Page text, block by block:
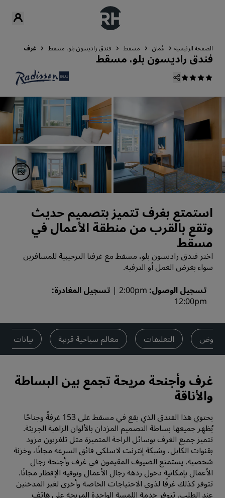
الصفحة الرئيسية عُمان مسقط فندق راديسون بلو، مسقط غرف
فندق راديسون بلو، مسقط
استمتع بغرف تتميز بتصميم حديث
وتقع بالقرب من منطقة الأعمال في
مسقط
اختر فندق راديسون بلو، مسقط مع غرفنا الترحيبية للمسافرين
سواء بغرض العمل أو الترفيه.
تسجيل الوصول 2:00pm
تسجيل المغادرة
12:00pm
العروض التعليقات معالم سياحية قريبة بيانات
غرف وأجنحة مريحة تجمع بين البساطة
والأناقة
يحتوي هذا الفندق الذي يقع في مسقط على 153 غرفةً وجناحًا
يُظهِر جميعها بساطة التصميم المزدان بالألوان الزاهية الجريئة.
تتميز جميع الغرف بوسائل الراحة المتميزة مثل تلفزيون مزود
بقنوات الكابل، وشبكة إنترنت لاسلكي فائق السرعة مجانًا، وخزنة
شخصية. يستمتع الضيوف المقيمون في غرف وأجنحة رجال
الأعمال بإمكانية دخول ردهة رجال الأعمال وبوفيه الإفطار مجانًا.
تتوفر كذلك غرفًا لذوي الاحتياجات الخاصة وأخرى لغير المدخنين
عند الطلب. تتوفر خدمة اللمسة الواحدة المريحة على هاتف